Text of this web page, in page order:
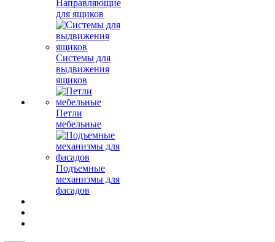
Направляющие
для ящиков
Системы для
выдвижения
ящиков
Петли
мебельные
Подъемные
механизмы для
фасадов